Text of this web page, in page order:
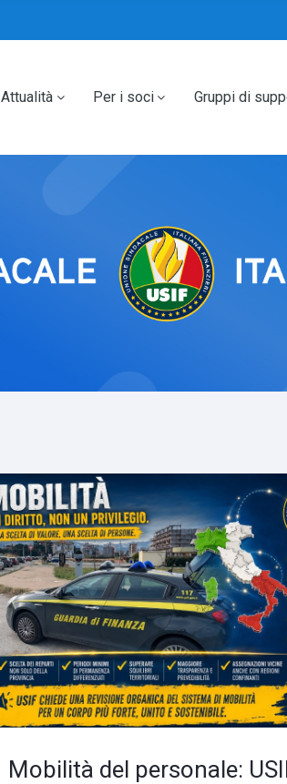
Attualità Per i soci Gruppi di
Mobilità del personale: